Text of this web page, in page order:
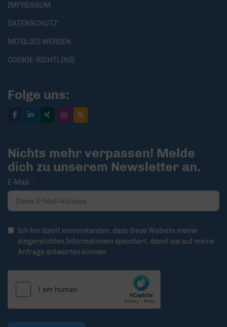
IMPRESSUM
DATENSCHUTZ
MITGLIED WERDEN
COOKIE-RICHTLINIE
Folge uns:
Nichts mehr verpassen! Melde
dich zu unserem Newsletter an.
E-Mail
Ich bin damit einverstanden, dass diese Website meine
eingereichten Informationen speichert, damit sie auf meine
Anfrage antworten können